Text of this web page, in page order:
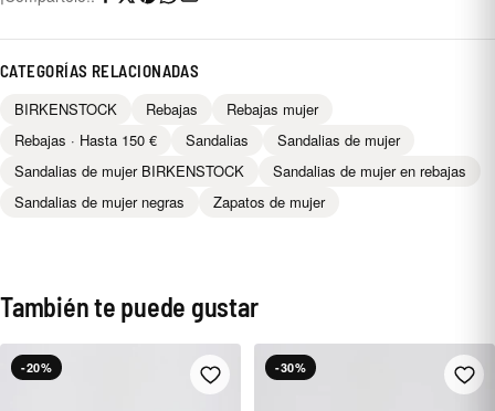
CATEGORÍAS RELACIONADAS
BIRKENSTOCK Rebajas
Rebajas mujer
Rebajas · Hasta 150 €
Sandalias
Sandalias de mujer
Sandalias de mujer BIRKENSTOCK
Sandalias de mujer en rebajas
Sandalias de mujer negras
Zapatos de mujer
También te puede gustar
-20% -30%